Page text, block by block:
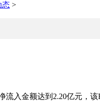
态 >
入金额达到2.20亿元，该